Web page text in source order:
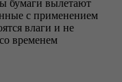
бумаги вылетают
с применением
влаги и не
временем